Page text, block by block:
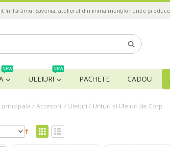
în Tărâmul Savonia, atelierul din inima munților unde
NEW
ULEIURI
NEW
PACHETE CADOU
principala /Accesorii / Uleiuri / Unturi si Uleiuri de Corp